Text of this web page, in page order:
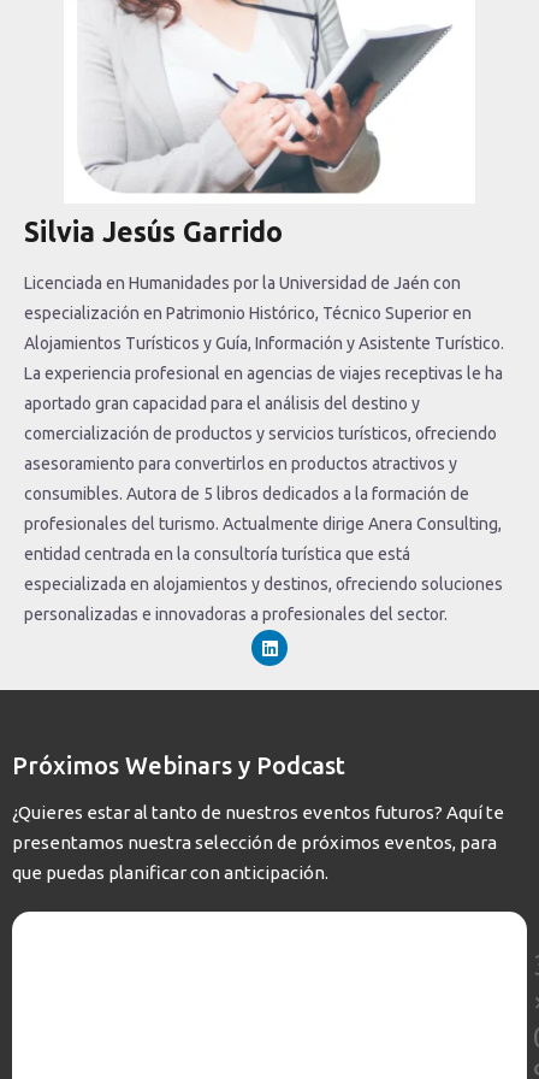
Silvia Jesús Garrido
Licenciada en Humanidades por la Universidad de Jaén con
especialización en Patrimonio Histórico, Técnico Superior en
Alojamientos Turísticos y Guía, Información y Asistente Turístico.
La experiencia profesional en agencias de viajes receptivas le ha
aportado gran capacidad para el análisis del destino y
comercialización de productos y servicios turísticos, ofreciendo
asesoramiento para convertirlos en productos atractivos y
consumibles. Autora de 5 libros dedicados a la formación de
profesionales del turismo. Actualmente dirige Anera Consulting,
entidad centrada en la consultoría turística que está
especializada en alojamientos y destinos, ofreciendo soluciones
personalizadas e innovadoras a profesionales del sector.
L
i
n
k
n
Próximos Webinars y Podcast
¿Quieres estar al tanto de nuestros eventos futuros? Aquí te
presentamos nuestra selección de próximos eventos, para
que puedas planificar con anticipación.